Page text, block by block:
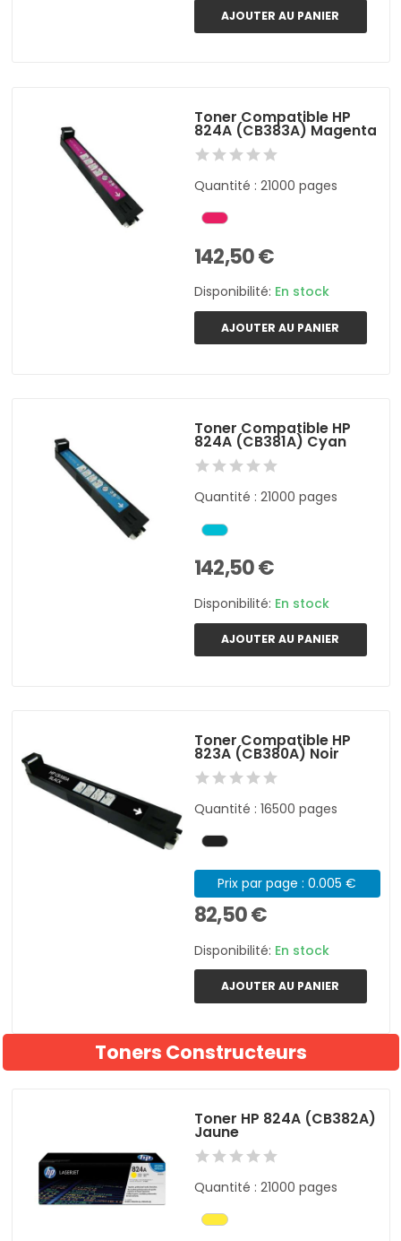
AJOUTER AU PANIER
Toner Compatible HP
824A (CB383A) Magenta
Quantité : 21000 pages
142,50 €
Disponibilité: En stock
AJOUTER AU PANIER
Toner Compatible HP
824A (CB381A) Cyan
Quantité : 21000 pages
142,50 €
Disponibilité: En stock
AJOUTER AU PANIER
Toner Compatible HP
823A (CB380A) Noir
Quantité : 16500 pages
Prix par page : 0.005 €
82,50 €
Disponibilité: En stock
AJOUTER AU PANIER
Toners Constructeurs
Toner HP 824A (CB382A)
Jaune
Quantité : 21000 pages